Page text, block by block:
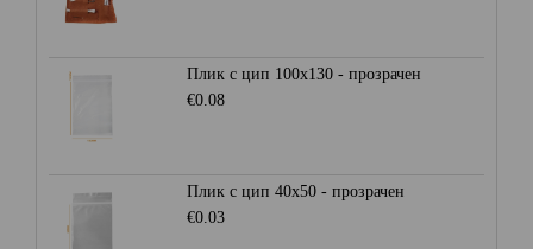
Плик с цип 100х130 - прозрачен
€0.08
Плик с цип 40х50 - прозрачен
€0.03